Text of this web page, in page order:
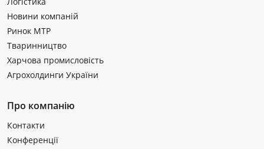
Новини компаній
Ринок МТР
Тваринництво
Харчова промисловість
Агрохолдинги України
Про компанію
Контакти
Конференції